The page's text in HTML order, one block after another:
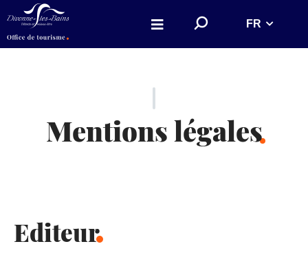
Aller à la recherche
R
e
h
u
r
FR
Mentions légales
Editeur